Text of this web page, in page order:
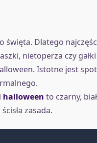
święta. Dlatego
nietoperza czy
Istotne jest
halloween to czarny,
zasada.